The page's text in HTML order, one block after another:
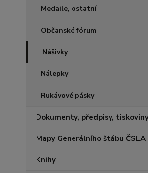
Medaile, ostatní
Občanské fórum
Nášivky
Nálepky
Rukávové pásky
Dokumenty, předpisy, tiskoviny
Mapy Generálního štábu ČSLA
Knihy